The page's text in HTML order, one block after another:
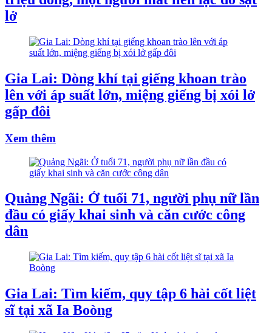
lở
Gia Lai: Dòng khí tại giếng khoan trào
lên với áp suất lớn, miệng giếng bị xói lở
gấp đôi
Xem thêm
Quảng Ngãi: Ở tuổi 71, người phụ nữ lần
đầu có giấy khai sinh và căn cước công
dân
Gia Lai: Tìm kiếm, quy tập 6 hài cốt liệt
sĩ tại xã Ia Boòng